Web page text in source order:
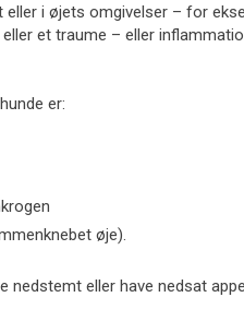
i øjets omgivelser – for
et traume – eller
er:
øje).
eller have nedsat